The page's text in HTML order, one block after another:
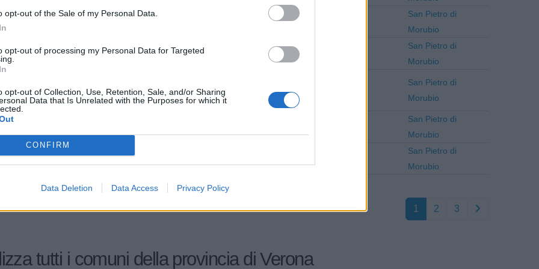
opt-out of the Sale of my Personal Data.
opt-out of processing my Personal Data for Targeted
opt-out of Collection, Use, Retention, Sale, and/or Sharing
Data that Is Unrelated with the Purposes for which it
CONFIRM
Data Deletion Data Access Privacy Policy
San Pietro di
Morubio
ROSA DI CAI YIXUE
San Pietro di
Morubio
MAURIZIO & C.
San Pietro di
Morubio
San Pietro di
Morubio
San Pietro di
Morubio
1 2 3
tutti i comuni della provincia di Verona